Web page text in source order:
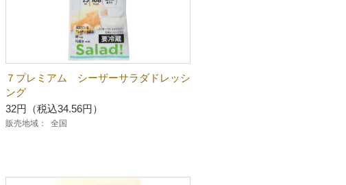
７プレミアム シーザーサラダドレッシ
ング
32円（税込34.56円）
販売地域： 全国